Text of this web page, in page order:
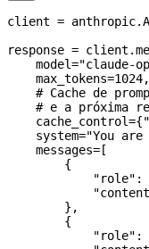
client =
response =
    model
="claude-
    max_tokens
=1024,
# Cache de
# e a próxima
    cache_control
={
    system
="You
    messages
= [
        {
            "role"
:
        },
        {
            "role"
: